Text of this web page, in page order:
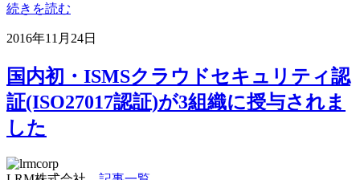
続きを読む
2016年11月24日
国内初・ISMSクラウドセキュリティ認
証(ISO27017認証)が3組織に授与されま
した